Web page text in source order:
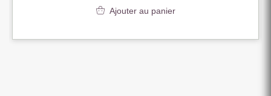
Ajouter au panier